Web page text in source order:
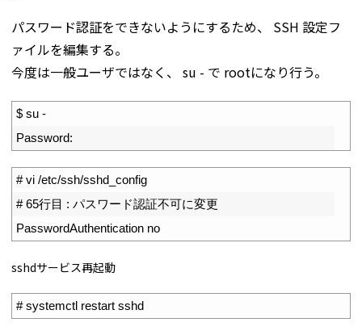
パスワード認証をできないようにするため、 SSH 設定フ
ァイルを編集する。
今度は一般ユーザではなく、 su - で rootになり行う。
$ su -
Password:
# vi /etc/ssh/sshd_config
# 65行目 : パスワード認証不可に変更
PasswordAuthentication no
sshdサービス再起動
# systemctl restart sshd